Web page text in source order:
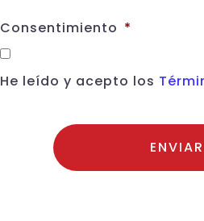
Consentimiento *
He leído y acepto los